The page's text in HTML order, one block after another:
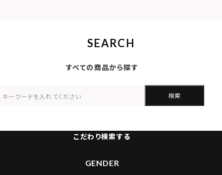
SEARCH
すべての商品から探す
検索
こだわり検索する
GENDER